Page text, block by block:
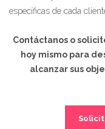
específicas de cada
Contáctanos o
hoy mismo para
alcanzar sus